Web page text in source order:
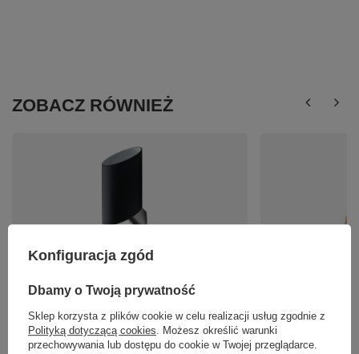
ZOBACZ RÓWNIEŻ
Kinkiet ROSA BLACK firmy AZzardo MB311
Konfiguracja zgód
Dbamy o Twoją prywatność
Sklep korzysta z plików cookie w celu realizacji usług zgodnie z
Polityką dotyczącą cookies . Możesz określić warunki
przechowywania lub dostępu do cookie w Twojej przeglądarce.